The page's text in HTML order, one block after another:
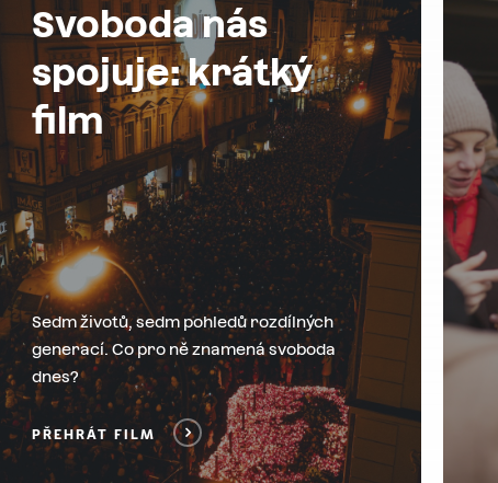
Svoboda nás
spojuje: krátký
film
Sedm životů, sedm pohledů rozdílných
generací. Co pro ně znamená svoboda
dnes?
PŘEHRÁT FILM